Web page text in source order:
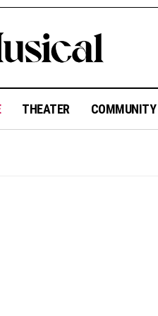
THEATER COMMUNITY